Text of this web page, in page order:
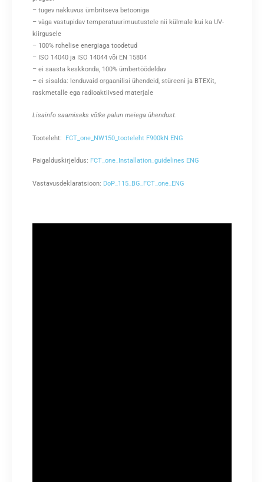
– tugev nakkuvus ümbritseva betooniga
– väga vastupidav temperatuurimuutustele nii külmale kui ka UV-
kiirgusele
– 100% rohelise energiaga toodetud
– ISO 14040 ja ISO 14044 või EN 15804
– ei saasta keskkonda, 100% ümbertöödeldav
– ei sisalda: lenduvaid orgaanilisi ühendeid, stüreeni ja BTEXit,
raskmetalle ega radioaktiivsed materjale
Lisainfo saamiseks võtke palun meiega ühendust.
Tooteleht: FCT_one_NW150_tooteleht F900kN ENG
Paigalduskirjeldus: FCT_one_Installation_guidelines ENG
Vastavusdeklaratsioon: DoP_115_BG_FCT_one_ENG